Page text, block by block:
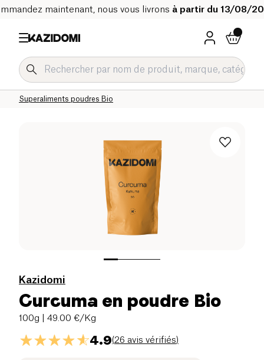
maintenant, nous vous livrons à partir du 13/08/
Superaliments poudres Bio
Superaliments et boissons bien-être Bio
Accueil
Kazidomi
Curcuma en poudre Bio
100g | 49.00 €/Kg
4.9(26 avis vérifiés)